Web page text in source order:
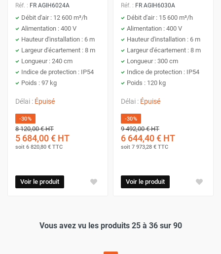
Réf. : FR AGIH6024A
Débit d'air : 12 600 m³/h
Alimentation : 400 V
Hauteur d'installation : 6 m
Largeur d'écartement : 8 m
Longueur : 240 cm
Indice de protection : IP54
Poids : 97 kg
Délai : Épuisé
-30%
8 120,00 €HT
5 684,00 € HT
soit 6 820,80 € TTC
Voir le produit
Réf. : FR AGIH6030A
Débit d'air : 15 600 m³/h
Alimentation : 400 V
Hauteur d'installation : 6 m
Largeur d'écartement : 8 m
Longueur : 300 cm
Indice de protection : IP54
Poids : 120 kg
Délai : Épuisé
-30%
9 492,00 €HT
6 644,40 € HT
soit 7 973,28 € TTC
Voir le produit
Vous avez vu les produits 25 à 36 sur 90